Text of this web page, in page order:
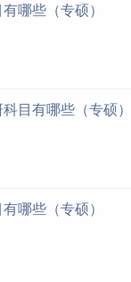
哪些（专硕）
目有哪些（专硕）
哪些（专硕）